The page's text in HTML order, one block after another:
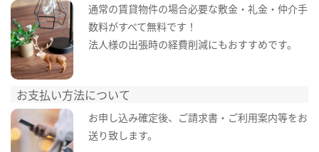
通常の賃貸物件の場合必要な敷金・礼金・仲介手
数料がすべて無料です！
法人様の出張時の経費削減にもおすすめです。
お支払い方法について
お申し込み確定後、ご請求書・ご利用案内等をお
送り致します。